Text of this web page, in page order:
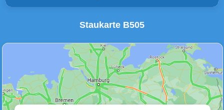
Unfälle & Warnungen Stau
(0)
Wetter Warnungen Sperrungen
Staukarte B505